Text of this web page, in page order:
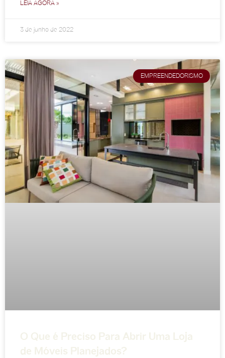
LEIA AGORA »
3 de junho de 2022
EMPREENDEDORISMO
O Que é Preciso Para Abrir Uma Loja
de Móveis Planejados?